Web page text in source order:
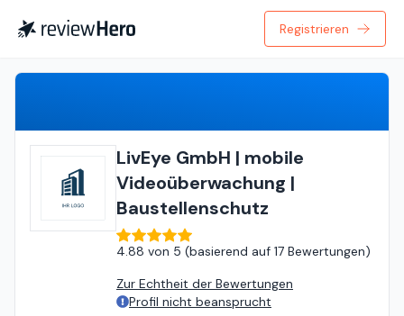
Registrieren
LivEye GmbH | mobile
Videoüberwachung |
Baustellenschutz
4.88 von 5 (basierend auf 17 Bewertungen)
Zur Echtheit der Bewertungen
Profil nicht beansprucht